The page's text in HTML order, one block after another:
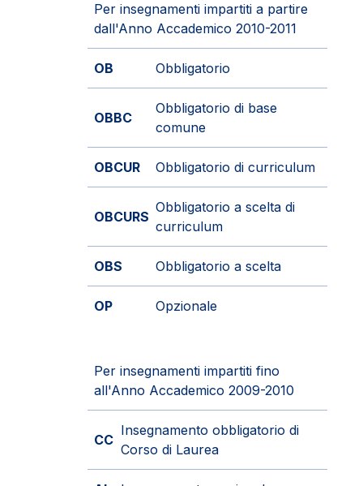
Per insegnamenti impartiti a partire
dall'Anno Accademico 2010-2011
OB Obbligatorio
OBBC
Obbligatorio di base
comune
OBCUR Obbligatorio di curriculum
OBCURS
Obbligatorio a scelta di
curriculum
OBS Obbligatorio a scelta
OP Opzionale
Per insegnamenti impartiti fino
all'Anno Accademico 2009-2010
CC
Insegnamento obbligatorio di
Corso di Laurea